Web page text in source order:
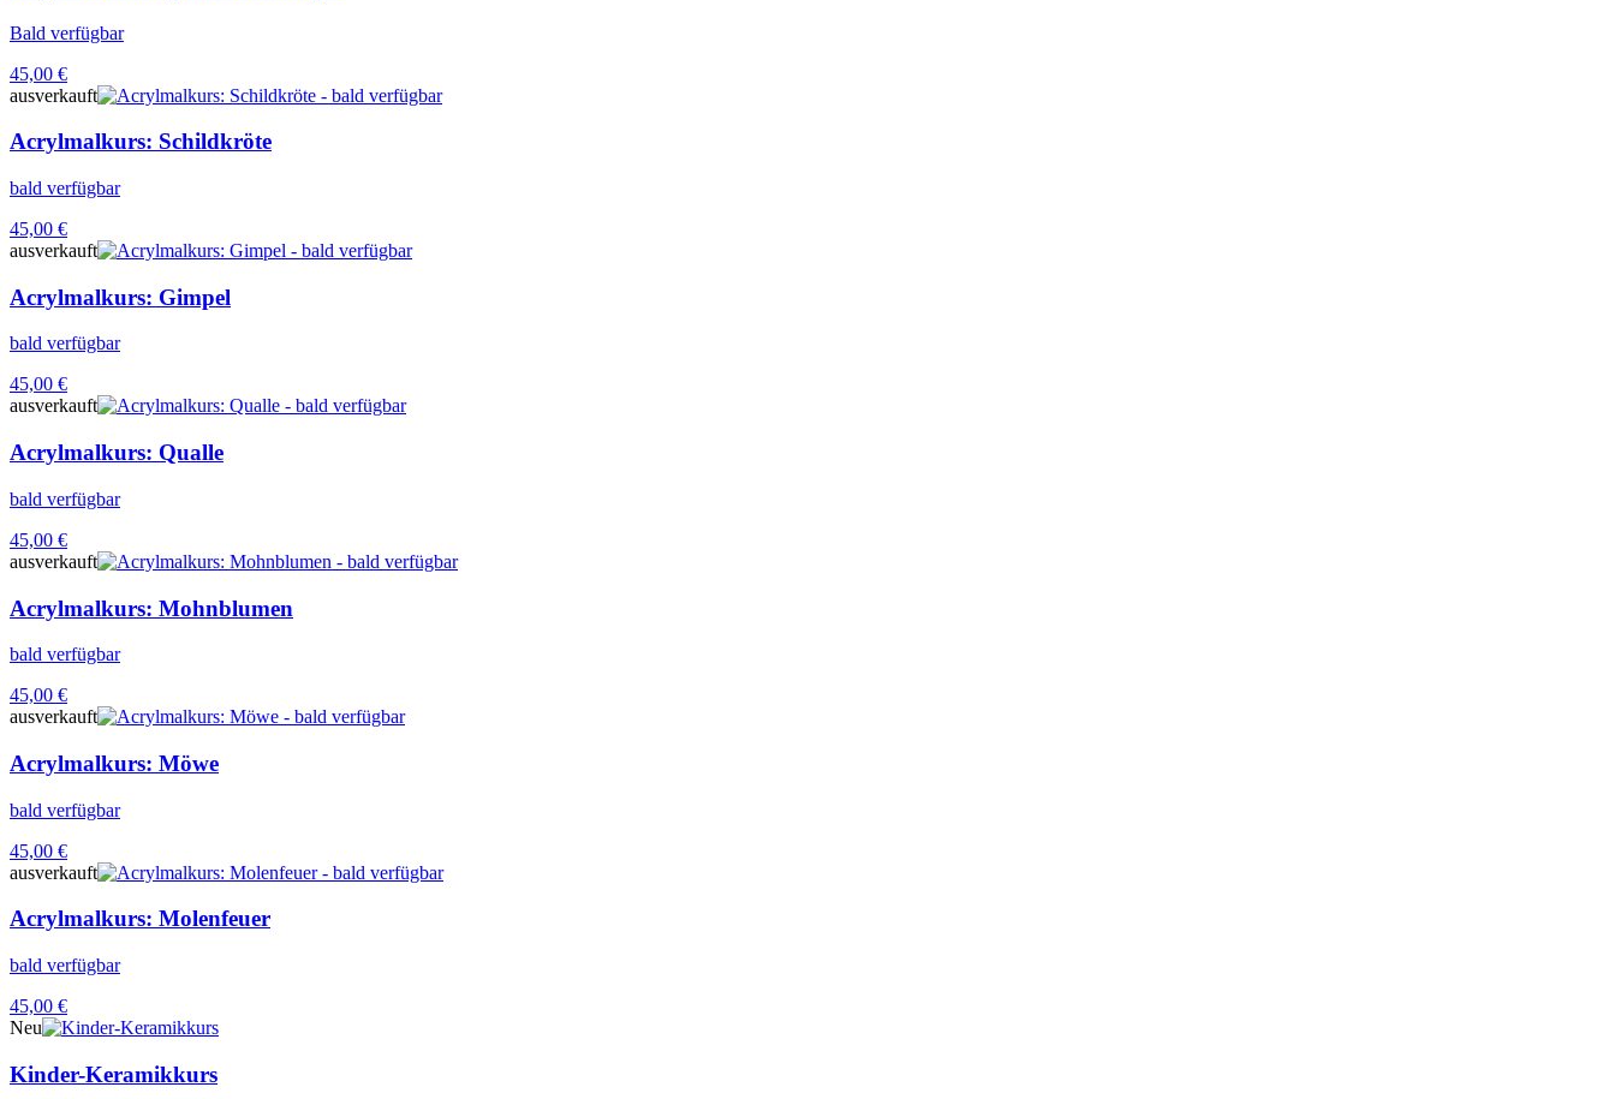
Bald verfügbar
45,00 €
ausverkauft
Acrylmalkurs: Schildkröte
bald verfügbar
45,00 €
ausverkauft
Acrylmalkurs: Gimpel
bald verfügbar
45,00 €
ausverkauft
Acrylmalkurs: Qualle
bald verfügbar
45,00 €
ausverkauft
Acrylmalkurs: Mohnblumen
bald verfügbar
45,00 €
ausverkauft
Acrylmalkurs: Möwe
bald verfügbar
45,00 €
ausverkauft
Acrylmalkurs: Molenfeuer
bald verfügbar
45,00 €
Neu
Kinder-Keramikkurs